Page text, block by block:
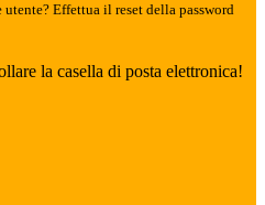
Effettua il reset della password
la casella di posta elettronica!